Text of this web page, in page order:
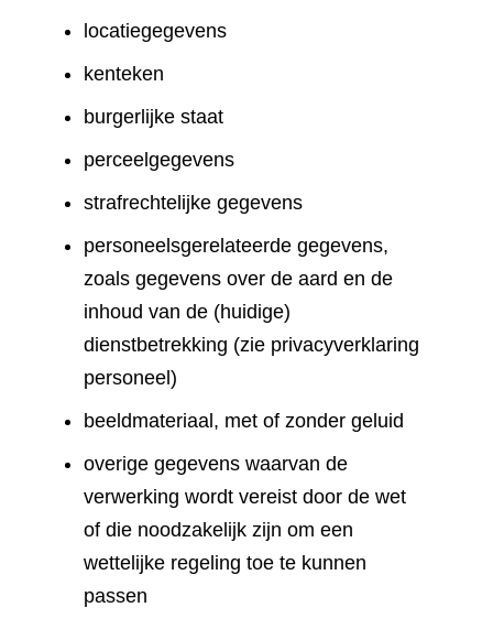
locatiegegevens
kenteken
burgerlijke staat
perceelgegevens
strafrechtelijke gegevens
personeelsgerelateerde gegevens,
zoals gegevens over de aard en de
inhoud van de (huidige)
dienstbetrekking (zie privacyverklaring
personeel)
beeldmateriaal, met of zonder geluid
overige gegevens waarvan de
verwerking wordt vereist door de wet
of die noodzakelijk zijn om een
wettelijke regeling toe te kunnen
passen